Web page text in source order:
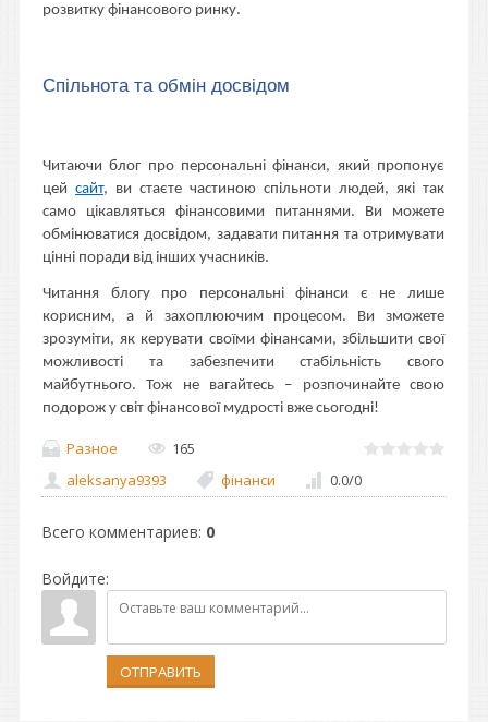
розвитку фінансового ринку.
Спільнота та обмін досвідом
Читаючи блог про персональні фінанси, який пропонує
цей сайт, ви стаєте частиною спільноти людей, які так
само цікавляться фінансовими питаннями. Ви можете
обмінюватися досвідом, задавати питання та отримувати
цінні поради від інших учасників.
Читання блогу про персональні фінанси є не лише
корисним, а й захоплюючим процесом. Ви зможете
зрозуміти, як керувати своїми фінансами, збільшити свої
можливості та забезпечити стабільність свого
майбутнього. Тож не вагайтесь – розпочинайте свою
подорож у світ фінансової мудрості вже сьогодні!
Разное
165
aleksanya9393
фінанси 0.0/0
Всего комментариев: 0
Войдите:
ОТПРАВИТЬ